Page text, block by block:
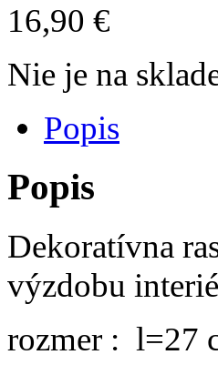
16,90 €
Nie je na
Popis
Popis
Dekoratívna
výzdobu
rozmer : l=27